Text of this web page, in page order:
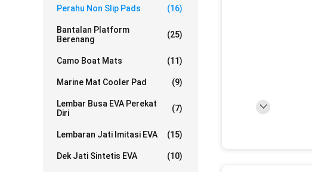
Perahu Non Slip Pads (16)
Bantalan Platform
Berenang
(25)
Camo Boat Mats (11)
Marine Mat Cooler Pad (9)
Lembar Busa EVA Perekat
Diri
(7)
Lembaran Jati Imitasi EVA (15)
Dek Jati Sintetis EVA (10)